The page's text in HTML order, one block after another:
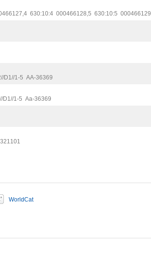
,4 630:10:4 000466128,5 630:10:5 000466129
D1//1-5 AA-36369
D1//1-5 Aa-36369
WorldCat